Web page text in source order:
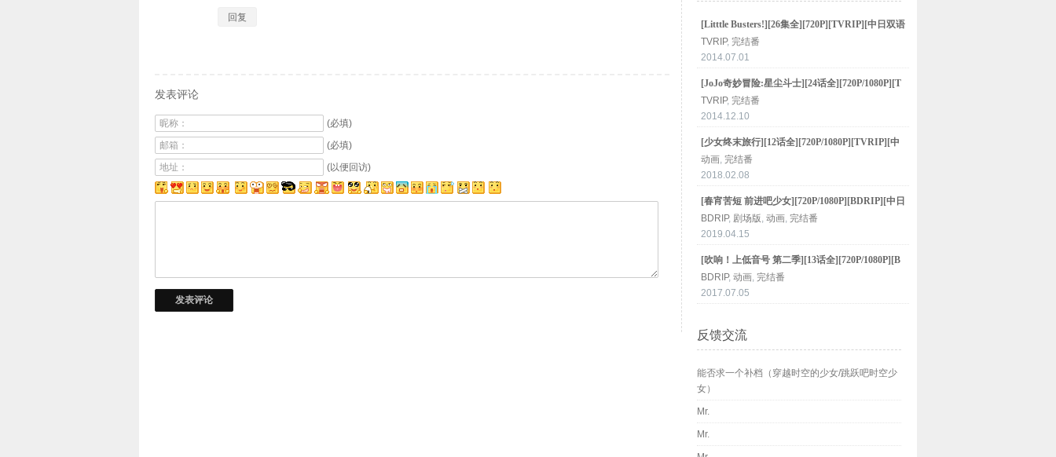
回复
发表评论
昵称：
(必填)
邮箱：
(必填)
地址：
(以便回访)
[Litttle Busters!][26集全][720P][TVRIP][中日双语
字幕]
TVRIP, 完结番
2014.07.01
[JoJo奇妙冒险:星尘斗士][24话全][720P/1080P][T
VRIP][中日双语字幕]
TVRIP, 完结番
2014.12.10
[少女终末旅行][12话全][720P/1080P][TVRIP][中
日双语字幕]
动画, 完结番
2018.02.08
[春宵苦短 前进吧少女][720P/1080P][BDRIP][中日
双语字幕]
BDRIP, 剧场版, 动画, 完结番
2019.04.15
[吹响！上低音号 第二季][13话全][720P/1080P][B
DRIP][中日双语字幕]
BDRIP, 动画, 完结番
2017.07.05
反馈交流
能否求一个补档（穿越时空的少女/跳跃吧时空少
女）
Mr.
Mr.